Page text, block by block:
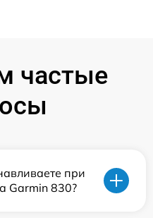
частые
при
Garmin 830?